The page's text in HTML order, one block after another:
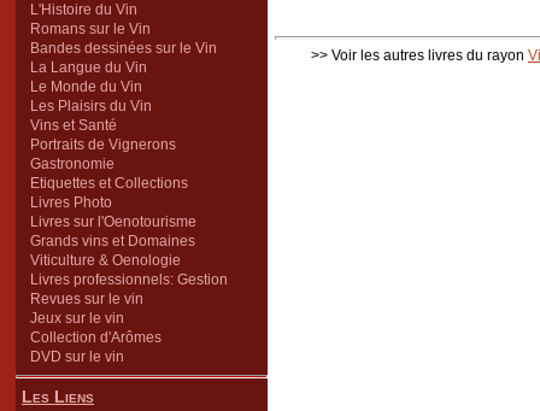
L'Histoire du Vin
Romans sur le Vin
Bandes dessinées sur le Vin
La Langue du Vin
Le Monde du Vin
Les Plaisirs du Vin
Vins et Santé
Portraits de Vignerons
Gastronomie
Etiquettes et Collections
Livres Photo
Livres sur l'Oenotourisme
Grands vins et Domaines
Viticulture & Oenologie
Livres professionnels: Gestion
Revues sur le vin
Jeux sur le vin
Collection d'Arômes
DVD sur le vin
Les Liens
>> Voir les autres livres du rayon